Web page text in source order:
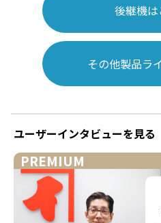
後継機は
その他製品ラ
ユーザーインタビューを見る
PREMIUM